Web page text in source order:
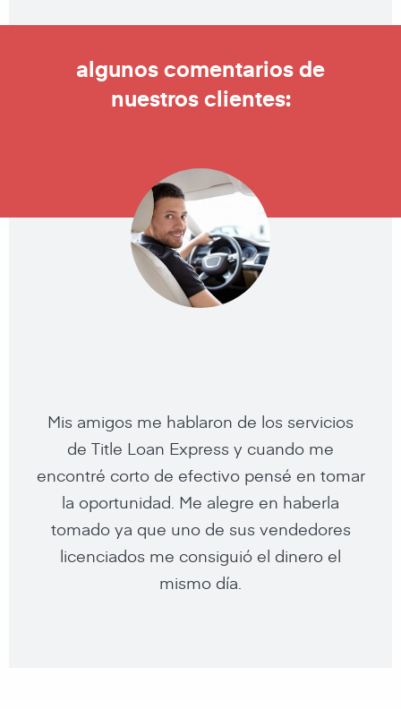
algunos comentarios de
nuestros clientes:
Mis amigos me hablaron de los servicios
de Title Loan Express y cuando me
encontré corto de efectivo pensé en tomar
la oportunidad. Me alegre en haberla
tomado ya que uno de sus vendedores
licenciados me consiguió el dinero el
mismo día.
Tomamos un préstamo de titulo en nuestro
segundo auto para tener un poco de
dinero extra en los días de fiesta. Gracias a
Title Loan Express!
Nunca pensé que podía cualificar para un
préstamo, especialmente con esta
economía. Su compañía hizo milagros,
muchas gracias por ayudarme a mi y a mi
familia a tener una mejor calidad de vida.